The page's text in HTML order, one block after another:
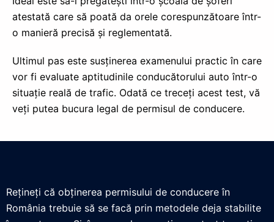
atestată care să poată da orele corespunzătoare într-
o manieră precisă și reglementată.
Ultimul pas este susținerea examenului practic în care
vor fi evaluate aptitudinile conducătorului auto într-o
situație reală de trafic. Odată ce treceți acest test, vă
veți putea bucura legal de permisul de conducere.
Rețineți că obținerea permisului de conducere în
România trebuie să se facă prin metodele deja stabilite